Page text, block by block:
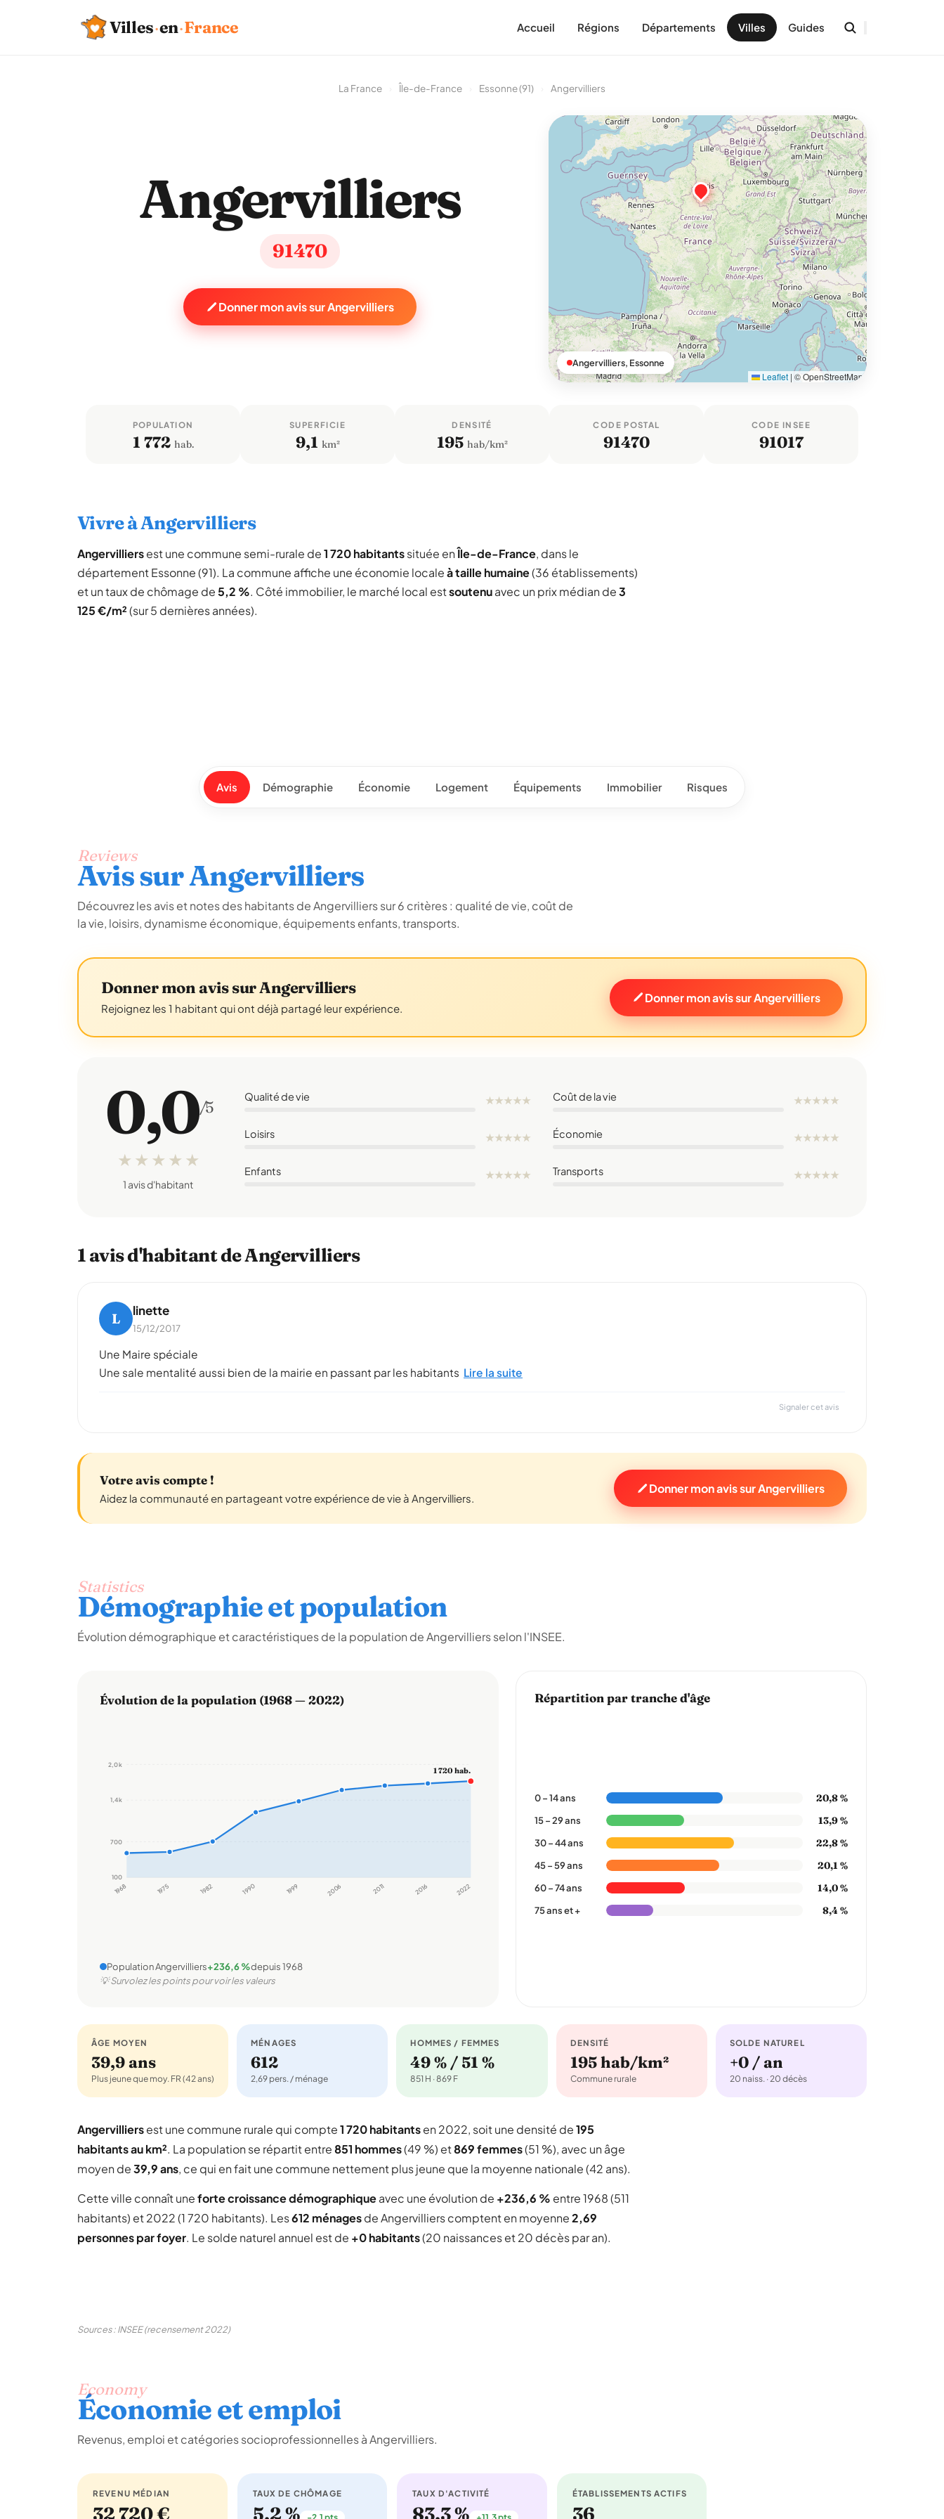
Villes·en·France Accueil Régions Départements Villes Guides
La France Île-de-France Essonne (91) Angervilliers
Angervilliers
91470
Donner mon avis sur Angervilliers
Leaflet | © OpenStreetMap
Angervilliers, Essonne
POPULATION
1 772 hab.
SUPERFICIE
9,1 km²
DENSITÉ
195 hab/km²
CODE POSTAL
91470
CODE INSEE
91017
Vivre à Angervilliers
Angervilliersest une commune semi-rurale de1 720 habitantssituée enÎle-de-France, dans le
département Essonne (91). La commune affiche une économie localeà taille humaine(36 établissements)
et un taux de chômage de5,2 %. Côté immobilier, le marché local estsoutenuavec un prix médian de3
125 €/m²(sur 5 dernières années).
Avis Démographie Économie Logement Équipements Immobilier Risques
Reviews
Avis sur Angervilliers
Découvrez les avis et notes des habitants de Angervilliers sur 6 critères : qualité de vie, coût de
la vie, loisirs, dynamisme économique, équipements enfants, transports.
Donner mon avis sur Angervilliers
Rejoignez les 1 habitant qui ont déjà partagé leur expérience.
Donner mon avis sur Angervilliers
0,0/5
★ ★ ★ ★ ★
1 avis d'habitant
Qualité de vie ★★★★★ Coût de la vie ★★★★★
Loisirs ★★★★★ Économie ★★★★★
Enfants ★★★★★ Transports ★★★★★
1 avis d'habitant de Angervilliers
L linette
15/12/2017
Une Maire spéciale
Une sale mentalité aussi bien de la mairie en passant par les habitants Lire la suite
Signaler cet avis
Votre avis compte !
Aidez la communauté en partageant votre expérience de vie à Angervilliers.
Donner mon avis sur Angervilliers
Statistics
Démographie et population
Évolution démographique et caractéristiques de la population de Angervilliers selon l'INSEE.
Évolution de la population (1968 — 2022)
100
700
1,4 k
2,0 k
1968 1975 1982 1990 1999 2006 2011 2016 2022
1 720 hab.
Population Angervilliers+236,6 %depuis 1968
💡 Survolez les points pour voir les valeurs
Répartition par tranche d'âge
0 – 14 ans 20,8 %
15 – 29 ans 13,9 %
30 – 44 ans 22,8 %
45 – 59 ans 20,1 %
60 – 74 ans 14,0 %
75 ans et + 8,4 %
ÂGE MOYEN
39,9 ans
Plus jeune que moy. FR (42 ans)
MÉNAGES
612
2,69 pers. / ménage
HOMMES / FEMMES
49 % / 51 %
851 H · 869 F
DENSITÉ
195 hab/km²
Commune rurale
SOLDE NATUREL
+0 / an
20 naiss. · 20 décès
Angervilliersest une commune rurale qui compte1 720 habitantsen 2022, soit une densité de195
habitants au km². La population se répartit entre851 hommes(49 %) et869 femmes(51 %), avec un âge
moyen de39,9 ans, ce qui en fait une commune nettement plus jeune que la moyenne nationale (42 ans).
Cette ville connaît uneforte croissance démographiqueavec une évolution de +236,6 % entre 1968 (511
habitants) et 2022 (1 720 habitants). Les612 ménagesde Angervilliers comptent en moyenne2,69
personnes par foyer. Le solde naturel annuel est de +0 habitants(20 naissances et 20 décès par an).
Sources : INSEE (recensement 2022)
Economy
Économie et emploi
Revenus, emploi et catégories socioprofessionnelles à Angervilliers.
REVENU MÉDIAN
32 720 €
TAUX DE CHÔMAGE
5,2 %
TAUX D'ACTIVITÉ
83,3 %
ÉTABLISSEMENTS ACTIFS
36